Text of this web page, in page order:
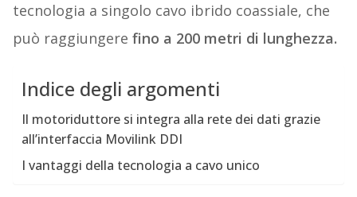
tecnologia a singolo cavo ibrido coassiale, che
può raggiungere fino a 200 metri di lunghezza.
Indice degli argomenti
Il motoriduttore si integra alla rete dei dati grazie
all’interfaccia Movilink DDI
I vantaggi della tecnologia a cavo unico